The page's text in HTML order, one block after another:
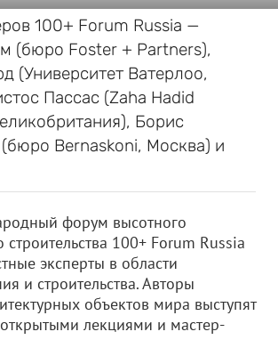
100+ Forum Russia —
(бюро Foster + Partners),
(Университет Ватерлоо,
Пассас (Zaha Hadid
Борис
Bernaskoni, Москва) и
форум высотного
строительства 100+ Forum Russia
эксперты в области
и строительства. Авторы
объектов мира выступят
лекциями и мастер-